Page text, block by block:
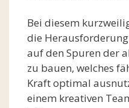
Bei diesem
die
auf den Spuren der
zu bauen, welches
Kraft optimal
einem kreativen